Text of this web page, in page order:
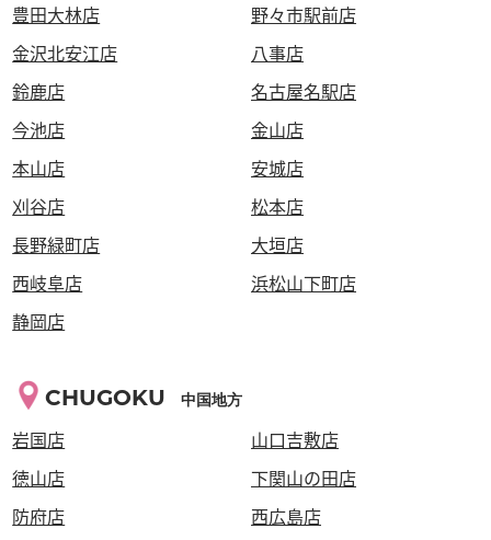
豊田大林店
野々市駅前店
金沢北安江店
八事店
鈴鹿店
名古屋名駅店
今池店
金山店
本山店
安城店
刈谷店
松本店
長野緑町店
大垣店
西岐阜店
浜松山下町店
静岡店
CHUGOKU 中国地方
岩国店
山口吉敷店
徳山店
下関山の田店
防府店
西広島店